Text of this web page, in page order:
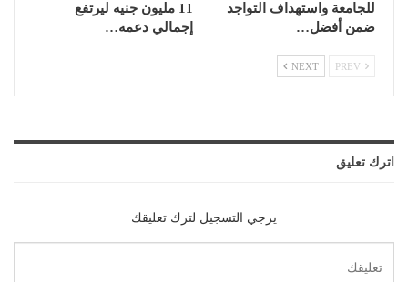
للجامعة واستهداف التواجد
ضمن أفضل…
11 مليون جنيه ليرتفع
إجمالي دعمه…
NEXT
اترك تعليق
يرجي التسجيل لترك تعليقك